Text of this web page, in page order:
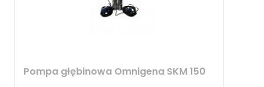
Pompa głębinowa Omnigena SKM 150